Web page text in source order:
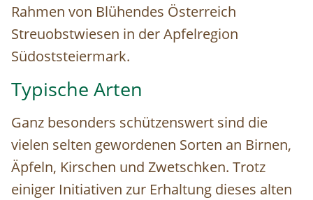
Rahmen von Blühendes Österreich
Streuobstwiesen in der Apfelregion
Südoststeiermark.
Typische Arten
Ganz besonders schützenswert sind die
vielen selten gewordenen Sorten an Birnen,
Äpfeln, Kirschen und Zwetschken. Trotz
einiger Initiativen zur Erhaltung dieses alten